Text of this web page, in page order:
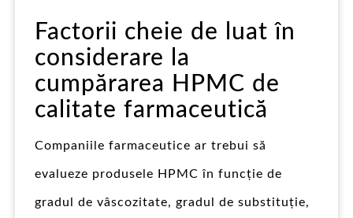
Factorii cheie de luat în
considerare la
cumpărarea HPMC de
calitate farmaceutică
Companiile farmaceutice ar trebui să
evalueze produsele HPMC în funcție de
gradul de vâscozitate, gradul de substituție,